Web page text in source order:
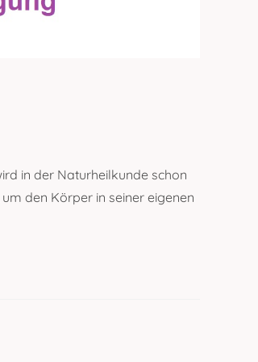
in der Naturheilkunde schon
den Körper in seiner eigenen